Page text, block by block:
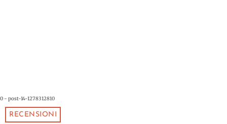
0 - post-14-1278312810
RECENSIONI